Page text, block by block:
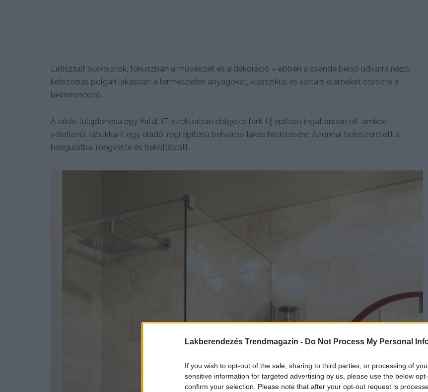
Lakberendezés Trendmagazin - Do Not Process My Personal
If you wish to opt-out of the sale, sharing to third parties, or processing of
sensitive information for targeted advertising by us, please use the below
confirm your selection. Please note that after your opt-out request is
Letisztult burkolatok, fókuszban a művészet és a dekoráció – ebben a csende belső udvarra néző,
kétszobás polgári lakásban a természetes anyagokat, klasszikus és kortárs elemeket ötvözte a
lakberendező.
A lakás tulajdonosa egy fiatal, IT-szektorban dolgozó férfi. Új építésű ingatlanban élt, amikor
véletlenül rábukkant egy eladó, régi építésű belvárosi lakás hirdetésére. Azonnal beleszeretett a
hangulatba, megvette és beköltözött.